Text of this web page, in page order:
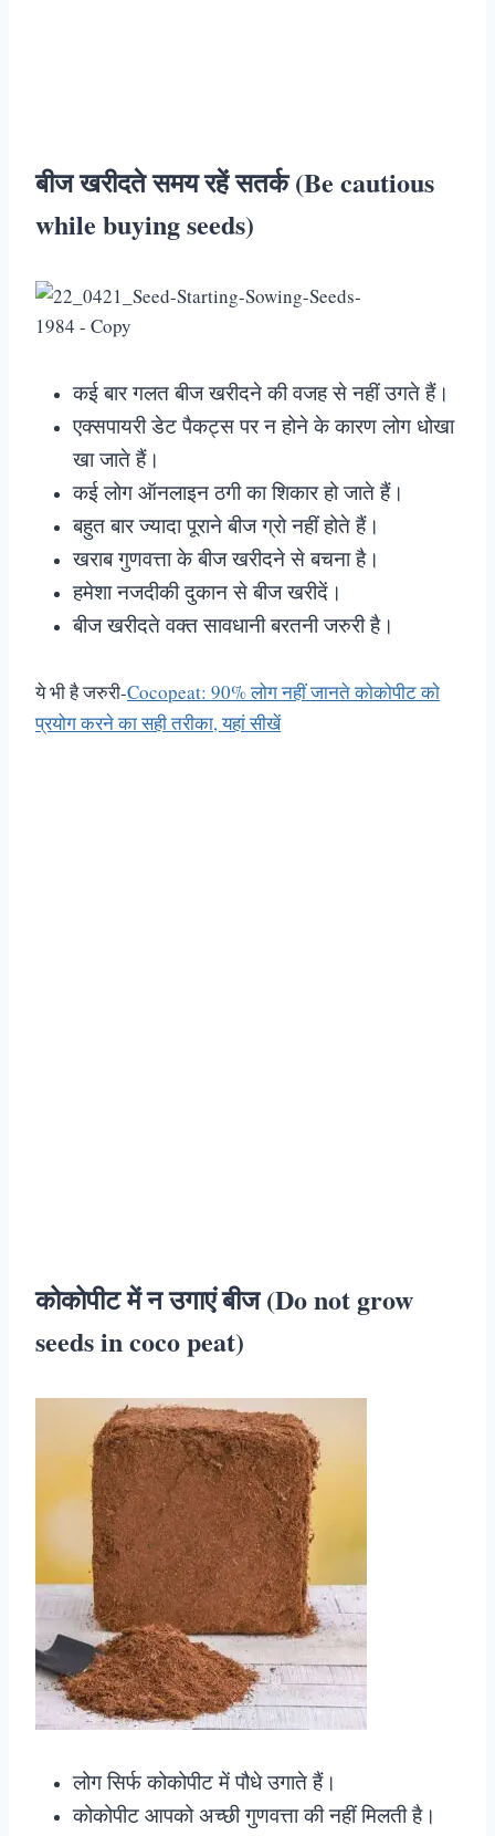
बीज खरीदते समय रहें सतर्क (Be cautious
while buying seeds)
कई बार गलत बीज खरीदने की वजह से नहीं उगते हैं।
एक्सपायरी डेट पैकट्स पर न होने के कारण लोग धोखा
खा जाते हैं।
कई लोग ऑनलाइन ठगी का शिकार हो जाते हैं।
बहुत बार ज्यादा पूराने बीज ग्रो नहीं होते हैं।
खराब गुणवत्ता के बीज खरीदने से बचना है।
हमेशा नजदीकी दुकान से बीज खरीदें।
बीज खरीदते वक्त सावधानी बरतनी जरुरी है।
ये भी है जरुरी-Cocopeat: 90% लोग नहीं जानते कोकोपीट काे
प्रयोग करने का सही तरीका, यहां सीखें
कोकोपीट में न उगाएं बीज (Do not grow
seeds in coco peat)
लोग सिर्फ कोकोपीट में पौधे उगाते हैं।
कोकोपीट आपको अच्छी गुणवत्ता की नहीं मिलती है।